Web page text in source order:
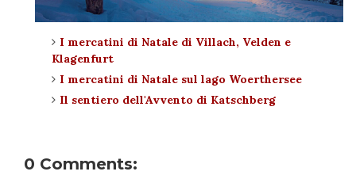
I mercatini di Natale di Villach, Velden e
Klagenfurt
I mercatini di Natale sul lago Woerthersee
Il sentiero dell'Avvento di Katschberg
0 Comments: